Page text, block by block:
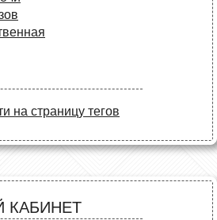
на страницу тегов
КАБИНЕТ